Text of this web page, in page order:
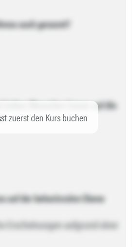
zuerst den Kurs buchen
auch genannt?
jedem Menschen immer auf die
auf der behavioralen Ebene
Erscheinungen aufgrund einer